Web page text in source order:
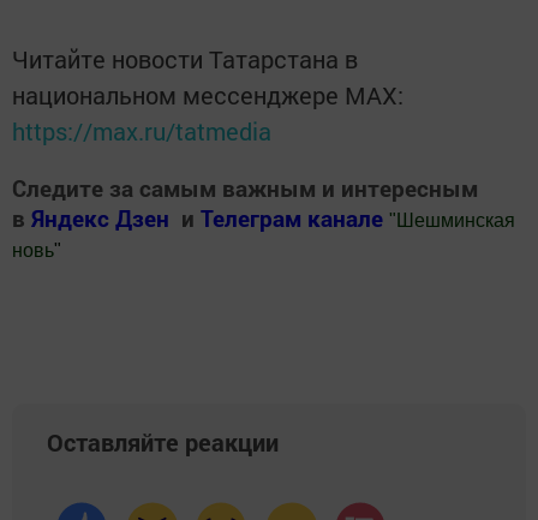
Читайте новости Татарстана в
национальном мессенджере MАХ:
https://max.ru/tatmedia
Следите за самым важным и интересным
в Яндекс Дзен и Телеграм канале " Шешминская
новь"
Оставляйте реакции